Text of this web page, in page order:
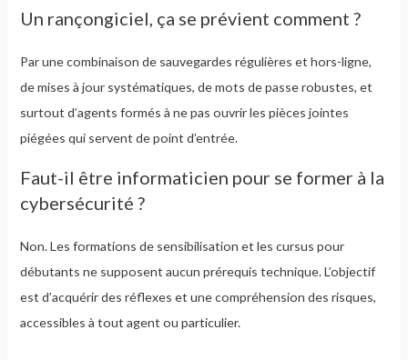
Un rançongiciel, ça se prévient comment ?
Par une combinaison de sauvegardes régulières et hors-ligne,
de mises à jour systématiques, de mots de passe robustes, et
surtout d’agents formés à ne pas ouvrir les pièces jointes
piégées qui servent de point d’entrée.
Faut-il être informaticien pour se former à la
cybersécurité ?
Non. Les formations de sensibilisation et les cursus pour
débutants ne supposent aucun prérequis technique. L’objectif
est d’acquérir des réflexes et une compréhension des risques,
accessibles à tout agent ou particulier.